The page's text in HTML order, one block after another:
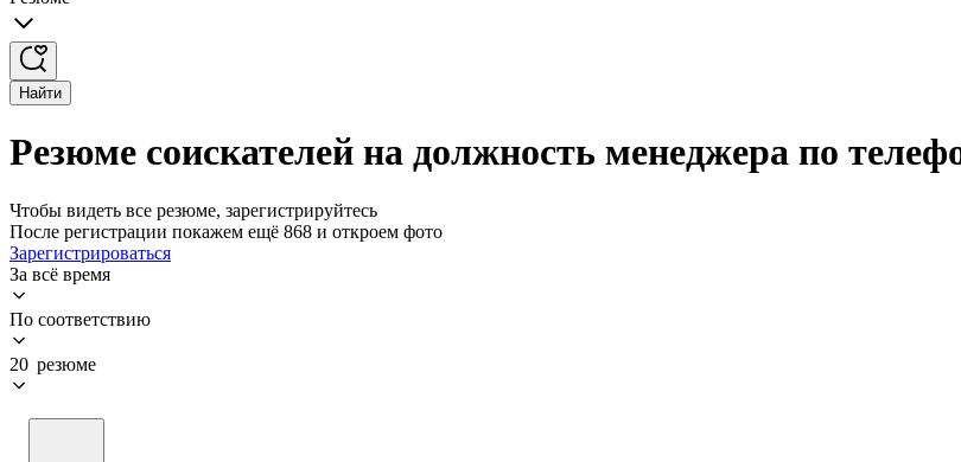
Найти
Резюме соискателей на должность менеджера по
Чтобы видеть все резюме, зарегистрируйтесь
После регистрации покажем ещё 868 и откроем фото
Зарегистрироваться
За всё время
По соответствию
20 резюме